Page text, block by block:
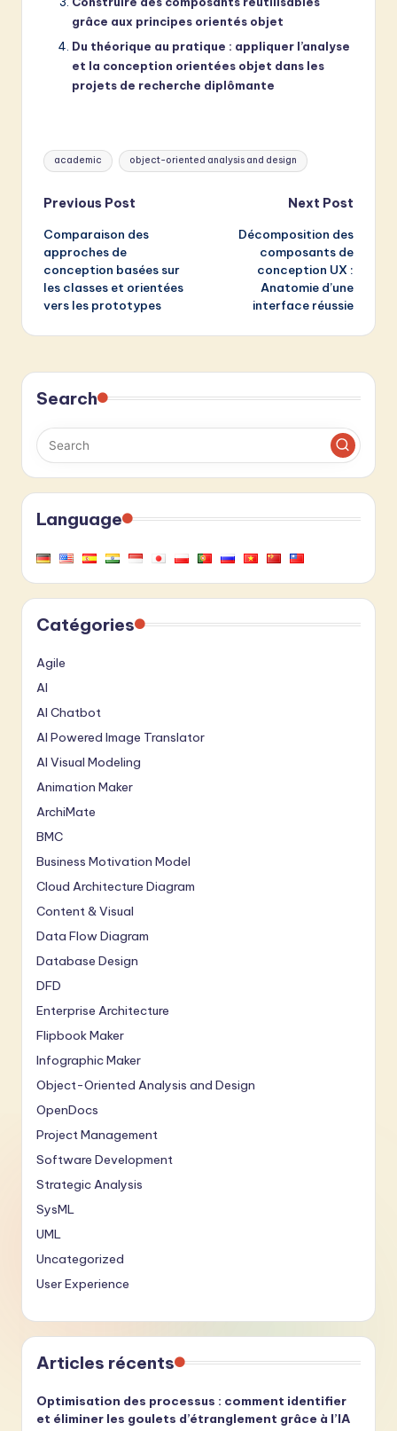
grâce aux principes orientés objet
Du théorique au pratique : appliquer l’analyse
et la conception orientées objet dans les
projets de recherche diplômante
Tags:
academic object-oriented analysis and design
Post
navigation
Previous Post
Comparaison des
approches de
conception basées sur
les classes et orientées
vers les prototypes
Next Post
Décomposition des
composants de
conception UX :
Anatomie d’une
interface réussie
Search
Language
Catégories
Agile
AI
AI Chatbot
AI Powered Image Translator
AI Visual Modeling
Animation Maker
ArchiMate
BMC
Business Motivation Model
Cloud Architecture Diagram
Content & Visual
Data Flow Diagram
Database Design
DFD
Enterprise Architecture
Flipbook Maker
Infographic Maker
Object-Oriented Analysis and Design
OpenDocs
Project Management
Software Development
Strategic Analysis
SysML
UML
Uncategorized
User Experience
Articles récents
Optimisation des processus : comment identifier
et éliminer les goulets d’étranglement grâce à l’IA